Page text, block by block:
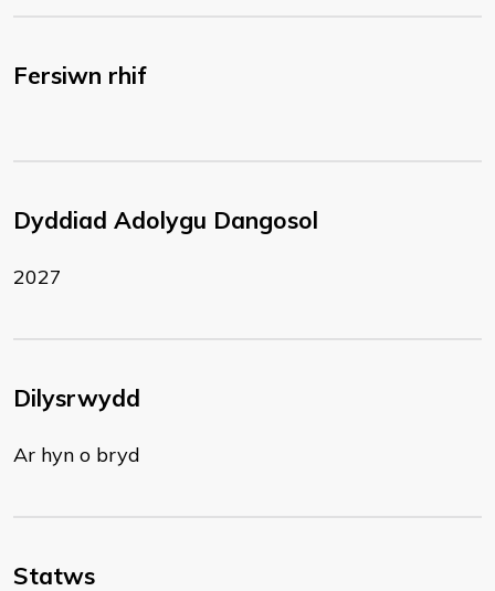
Fersiwn rhif
Dyddiad Adolygu Dangosol
2027
Dilysrwydd
Ar hyn o bryd
Statws